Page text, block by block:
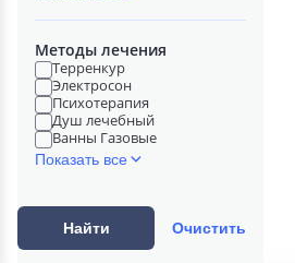
Методы лечения
Терренкур
Электросон
Психотерапия
Душ лечебный
Ванны Газовые
Показать все
Найти Очистить